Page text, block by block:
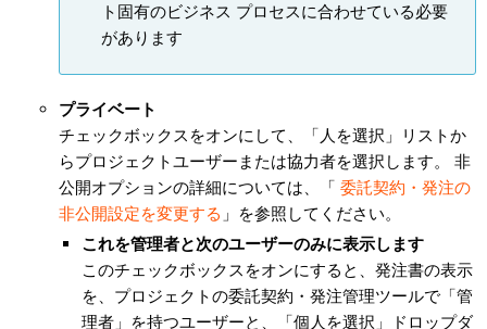
ト固有のビジネス プロセスに合わせている必要
があります
プライベート
チェックボックスをオンにして、「人を選択」リストか
らプロジェクトユーザーまたは協力者を選択します。 非
公開オプションの詳細については、「 委託契約・発注の
非公開設定を変更する 」を参照してください。
これを管理者と次のユーザーのみに表示します
このチェックボックスをオンにすると、発注書の表示
を、プロジェクトの委託契約・発注管理ツールで「管
理者」を持つユーザーと、「個人を選択」ドロップダ